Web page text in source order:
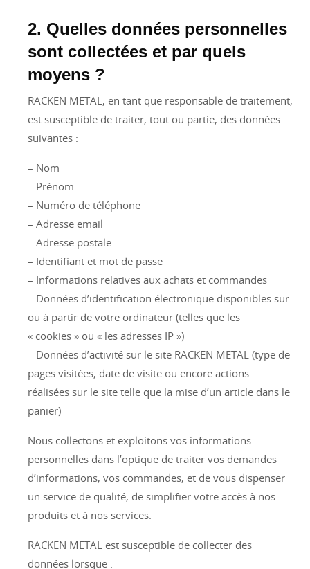
2. Quelles données personnelles
sont collectées et par quels
moyens ?
RACKEN METAL, en tant que responsable de traitement,
est susceptible de traiter, tout ou partie, des données
suivantes :
– Nom
– Prénom
– Numéro de téléphone
– Adresse email
– Adresse postale
– Identifiant et mot de passe
– Informations relatives aux achats et commandes
– Données d’identification électronique disponibles sur
ou à partir de votre ordinateur (telles que les
« cookies » ou « les adresses IP »)
– Données d’activité sur le site RACKEN METAL (type de
pages visitées, date de visite ou encore actions
réalisées sur le site telle que la mise d’un article dans le
panier)
Nous collectons et exploitons vos informations
personnelles dans l’optique de traiter vos demandes
d’informations, vos commandes, et de vous dispenser
un service de qualité, de simplifier votre accès à nos
produits et à nos services.
RACKEN METAL est susceptible de collecter des
données lorsque :